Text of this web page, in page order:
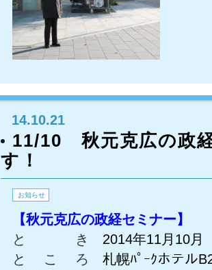
14.10.21
11/10 秋元克広の政
す！
お知らせ
【秋元克広の政経セミナー】
と き 2014年11月10月
と こ ろ 札幌ﾊﾟｰｸホテ